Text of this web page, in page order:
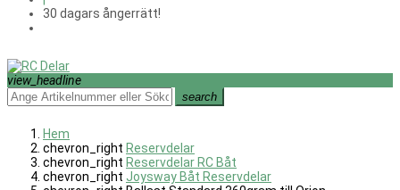
30 dagars ångerrätt!
view_headline
search
Hem
chevron_right Reservdelar
chevron_right Reservdelar RC Båt
chevron_right Joysway Båt Reservdelar